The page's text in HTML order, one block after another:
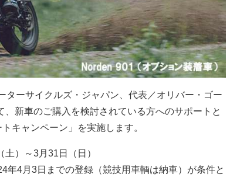
ターサイクルズ・ジャパン、代表／オリバー・ゴー
新車のご購入を検討されている方へのサポートと
キャンペーン」を実施します。
土）～3月31日（日）
4月3日までの登録（競技用車輌は納車）が条件と